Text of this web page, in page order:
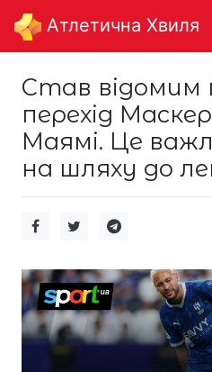
Aтлетична Хвиля
Став відомим
перехід
Маямі. Це
на шляху до